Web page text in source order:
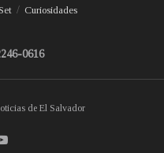
Curiosidades
0616
de El Salvador